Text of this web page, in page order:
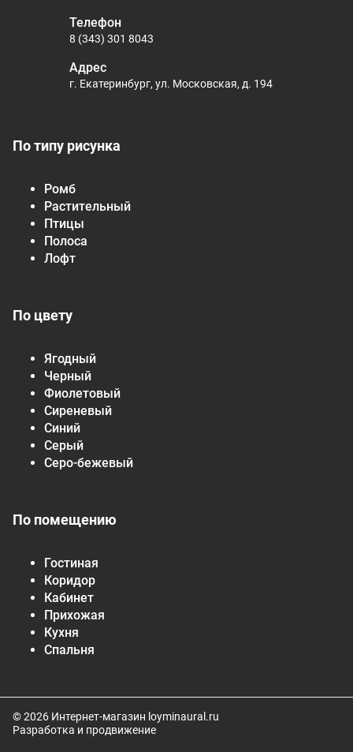
По типу рисунка
Ромб
Растительный
Птицы
Полоса
Лофт
По цвету
Ягодный
Черный
Фиолетовый
Сиреневый
Синий
Серый
Серо-бежевый
По помещению
Гостиная
Коридор
Кабинет
Прихожая
Кухня
Спальня
Телефон
8 (343) 301 8043
Адрес
г. Екатеринбург, ул. Московская, д. 194
© 2026 Интернет-магазин loyminaural.ru
Разработка и продвижение